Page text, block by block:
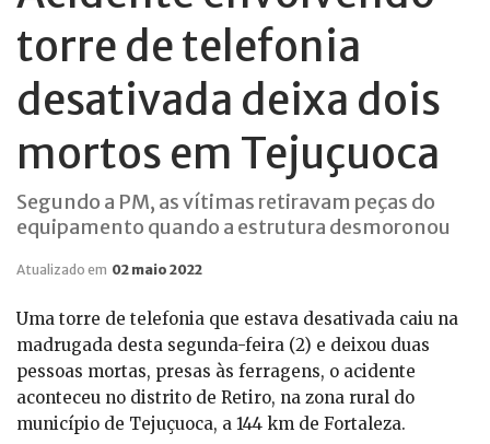
torre de telefonia
desativada deixa dois
mortos em Tejuçuoca
Segundo a PM, as vítimas retiravam peças do
equipamento quando a estrutura desmoronou
Atualizado em 02 maio 2022
Uma torre de telefonia que estava desativada caiu na
madrugada desta segunda-feira (2) e deixou duas
pessoas mortas, presas às ferragens, o acidente
aconteceu no distrito de Retiro, na zona rural do
município de Tejuçuoca, a 144 km de Fortaleza.